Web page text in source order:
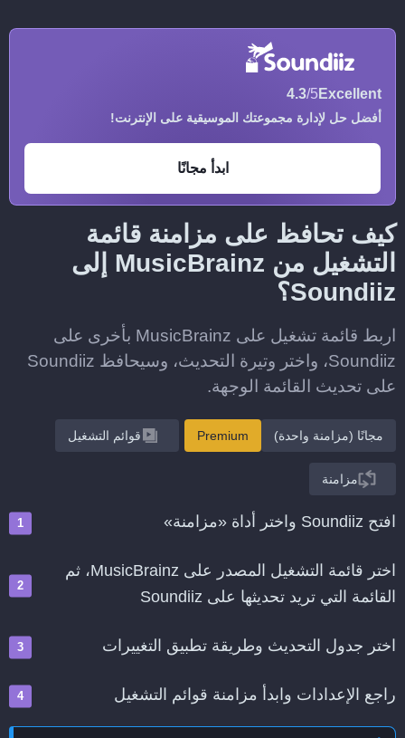
Excellent
4.3/5
أفضل حل لإدارة مجموعتك الموسيقية على الإنترنت!
ابدأ مجانًا
كيف تحافظ على مزامنة قائمة
التشغيل من MusicBrainz إلى
Soundiiz؟
اربط قائمة تشغيل على MusicBrainz بأخرى على
Soundiiz، واختر وتيرة التحديث، وسيحافظ Soundiiz
على تحديث القائمة الوجهة.
مجانًا (مزامنة واحدة) Premium قوائم التشغيل
مزامنة
افتح Soundiiz واختر أداة «مزامنة»
اختر قائمة التشغيل المصدر على MusicBrainz، ثم
القائمة التي تريد تحديثها على Soundiiz
اختر جدول التحديث وطريقة تطبيق التغييرات
راجع الإعدادات وابدأ مزامنة قوائم التشغيل